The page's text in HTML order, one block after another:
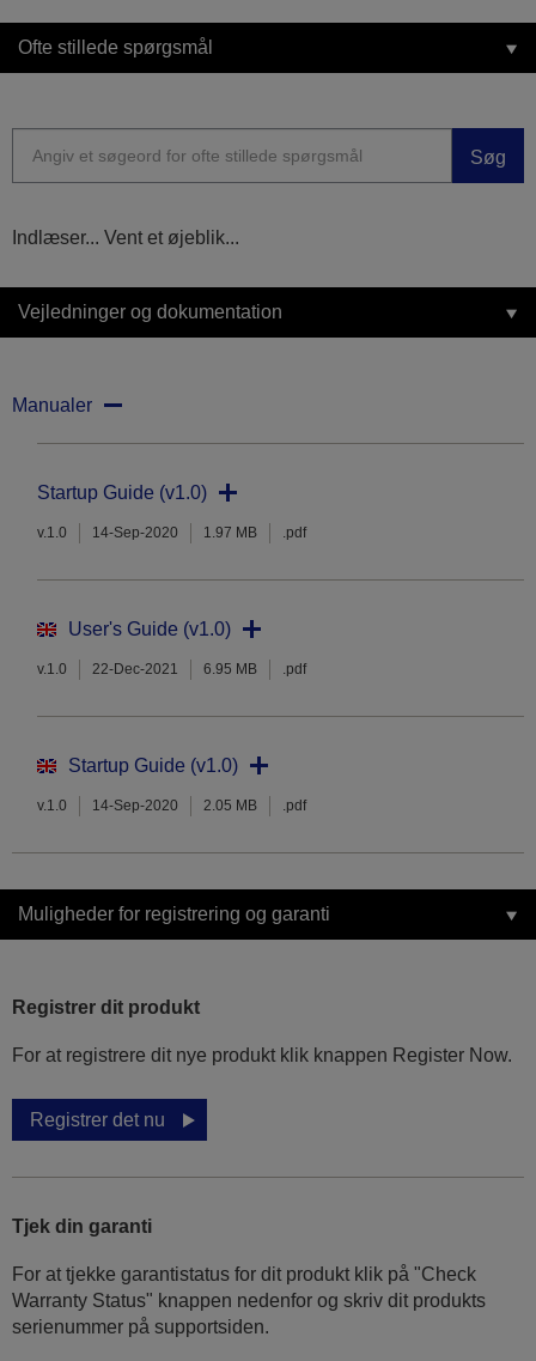
Ofte stillede spørgsmål
Søg
Indlæser... Vent et øjeblik...
Vejledninger og dokumentation
Manualer
Startup Guide (v1.0)
v.1.0 14-Sep-2020 1.97 MB .pdf
User's Guide (v1.0)
v.1.0 22-Dec-2021 6.95 MB .pdf
Startup Guide (v1.0)
v.1.0 14-Sep-2020 2.05 MB .pdf
Muligheder for registrering og garanti
Registrer dit produkt
For at registrere dit nye produkt klik knappen Register Now.
Registrer det nu
Tjek din garanti
For at tjekke garantistatus for dit produkt klik på "Check
Warranty Status" knappen nedenfor og skriv dit produkts
serienummer på supportsiden.